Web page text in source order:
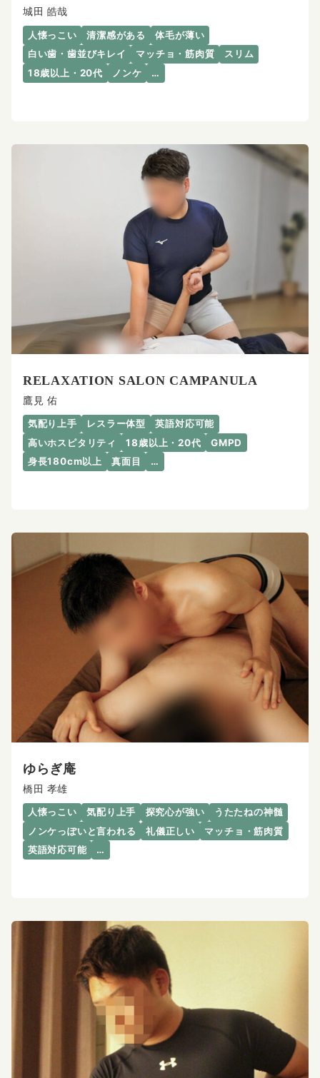
城田 皓哉
人懐っこい 清潔感がある
体毛が薄い
白い歯・歯並びキレイ
マッチョ・筋肉質
スリム
18歳以上・20代
ノンケ …
RELAXATION SALON CAMPANULA
鷹見 佑
気配り上手 レスラー体型
英語対応可能
高いホスピタリティ
18歳以上・20代
GMPD
身長180cm以上
真面目 …
ゆらぎ庵
橋田 孝雄
人懐っこい 気配り上手 探究心が強い
うたたねの神髄
ノンケっぽいと言われる
礼儀正しい
マッチョ・筋肉質
英語対応可能
…